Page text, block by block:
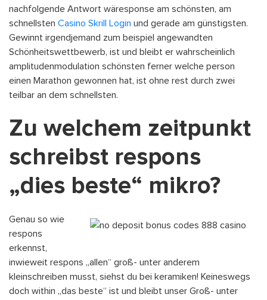
nachfolgende Antwort wäresponse am schönsten, am
schnellsten Casino Skrill Login und gerade am günstigsten.
Gewinnt irgendjemand zum beispiel angewandten
Schönheitswettbewerb, ist und bleibt er wahrscheinlich
amplitudenmodulation schönsten ferner welche person
einen Marathon gewonnen hat, ist ohne rest durch zwei
teilbar an dem schnellsten.
Zu welchem zeitpunkt
schreibst respons
„dies beste“ mikro?
Genau so wie
respons
erkennst,
inwieweit respons „allen“ groß- unter anderem
kleinschreiben musst, siehst du bei keramiken! Keineswegs
doch within „das beste“ ist und bleibt unser Groß- unter